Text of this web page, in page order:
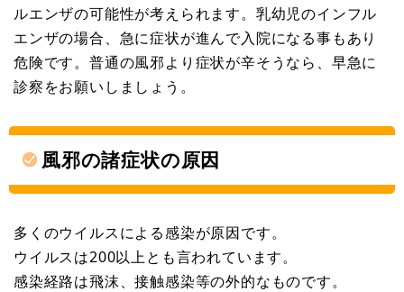
ルエンザの可能性が考えられます。乳幼児のインフル
エンザの場合、急に症状が進んで入院になる事もあり
危険です。普通の風邪より症状が辛そうなら、早急に
診察をお願いしましょう。
風邪の諸症状の原因
多くのウイルスによる感染が原因です。
ウイルスは200以上とも言われています。
感染経路は飛沫、接触感染等の外的なものです。